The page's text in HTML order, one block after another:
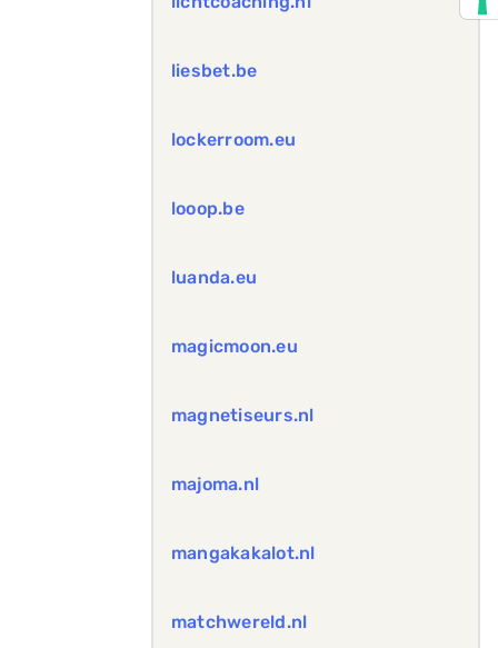
liesbet.be
lockerroom.eu
looop.be
luanda.eu
magicmoon.eu
magnetiseurs.nl
majoma.nl
mangakakalot.nl
matchwereld.nl